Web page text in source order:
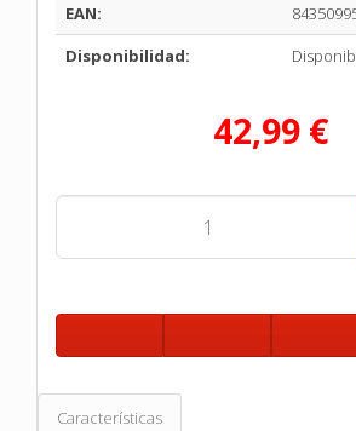
EAN:
Disponibilidad:
42,99 €
Características